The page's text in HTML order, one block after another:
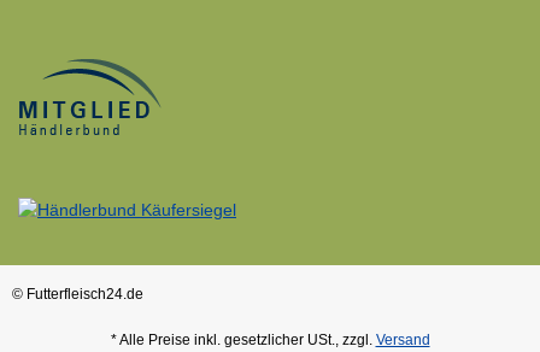
© Futterfleisch24.de
* Alle Preise inkl. gesetzlicher USt., zzgl. Versand